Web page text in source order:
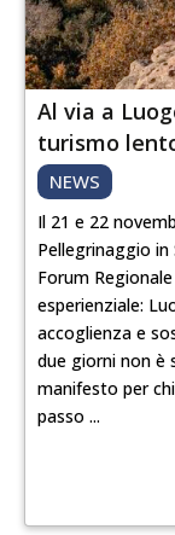
Al via a
turismo
NEWS
Il 21 e 22
Pellegrinaggio
Forum
esperienziale:
accoglienza e
due giorni non è
manifesto per
passo ...